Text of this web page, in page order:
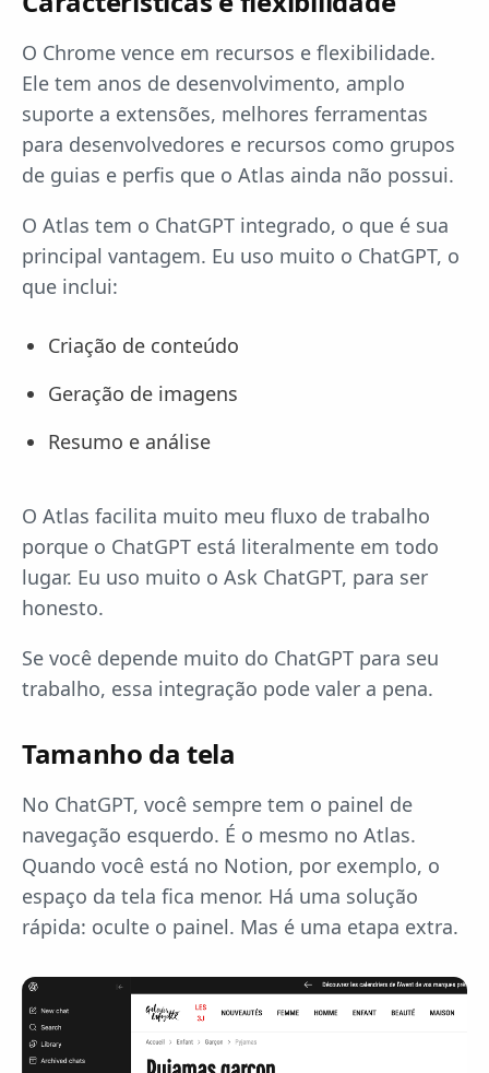
O Chrome vence em recursos e flexibilidade.
Ele tem anos de desenvolvimento, amplo
suporte a extensões, melhores ferramentas
para desenvolvedores e recursos como grupos
de guias e perfis que o Atlas ainda não possui.
O Atlas tem o ChatGPT integrado, o que é sua
principal vantagem. Eu uso muito o ChatGPT, o
que inclui:
Criação de conteúdo
Geração de imagens
Resumo e análise
O Atlas facilita muito meu fluxo de trabalho
porque o ChatGPT está literalmente em todo
lugar. Eu uso muito o Ask ChatGPT, para ser
honesto.
Se você depende muito do ChatGPT para seu
trabalho, essa integração pode valer a pena.
Tamanho da tela
No ChatGPT, você sempre tem o painel de
navegação esquerdo. É o mesmo no Atlas.
Quando você está no Notion, por exemplo, o
espaço da tela fica menor. Há uma solução
rápida: oculte o painel. Mas é uma etapa extra.